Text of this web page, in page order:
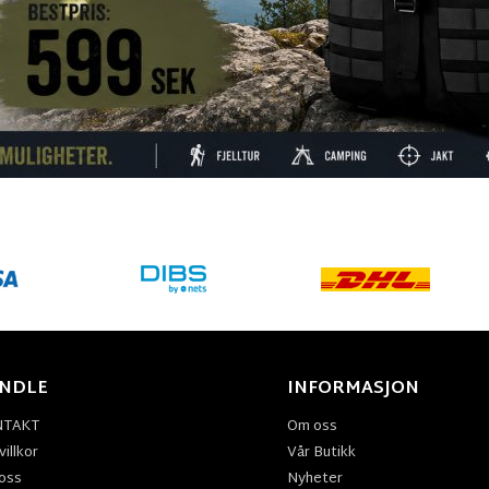
INFORMASJON
Om oss
Vår Butikk
Nyheter